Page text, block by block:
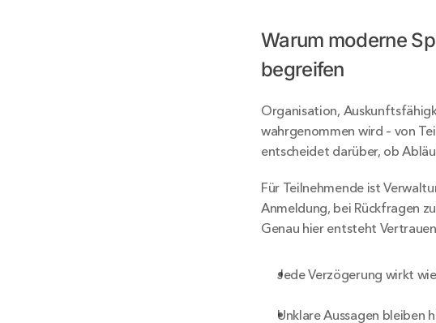
Warum moderne
begreifen
Organisation,
wahrgenommen wird – von
entscheidet darüber, ob
Für Teilnehmende ist
Anmeldung, bei Rückfragen
Genau hier entsteht
Jede Verzögerung wirkt
Unklare Aussagen bleiben